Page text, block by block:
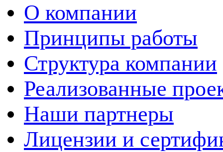
О компании
Принципы работы
Структура компании
Реализованные
Наши партнеры
Лицензии и